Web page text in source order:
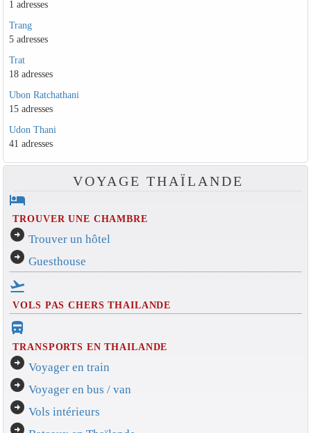
1 adresses
Trang
5 adresses
Trat
18 adresses
Ubon Ratchathani
15 adresses
Udon Thani
41 adresses
VOYAGE THAÏLANDE
hotel
TROUVER UNE CHAMBRE
arrow_circle_right Trouver un hôtel
arrow_circle_right Guesthouse
flight_takeoff
VOLS PAS CHERS THAILANDE
directions_bus_filled
TRANSPORTS EN THAILANDE
arrow_circle_right Voyager en train
arrow_circle_right Voyager en bus / van
arrow_circle_right Vols intérieurs
arrow_circle_right